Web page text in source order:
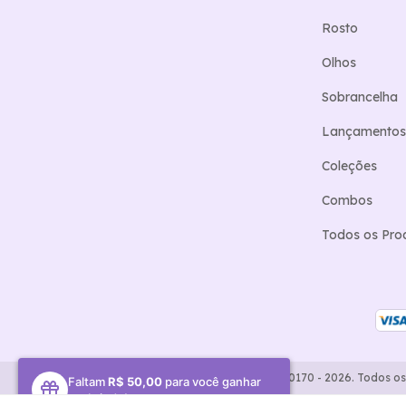
Rosto
Olhos
Sobrancelha
Lançamentos
Coleções
Combos
Todos os
Copyright City Girls - 27273666000170 - 2026. Todos
FaltamR$ 50,00 para você ganhar
um brinde!